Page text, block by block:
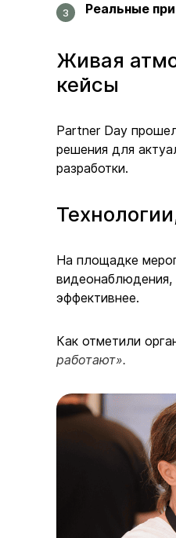
Реальные
Живая
кейсы
Partner Day
решения для
разработки.
На площадке
видеонаблюдения,
эффективнее.
Как отметили
работают».